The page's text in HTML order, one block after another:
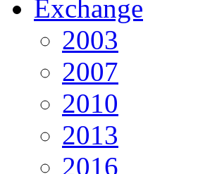
Exchange
2003
2007
2010
2013
2016